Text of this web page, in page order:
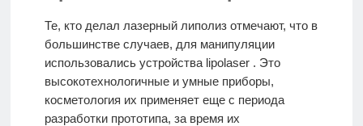
Те, кто делал лазерный липолиз отмечают, что в
большинстве случаев, для манипуляции
использовались устройства lipolaser . Это
высокотехнологичные и умные приборы,
косметология их применяет еще с периода
разработки прототипа, за время их